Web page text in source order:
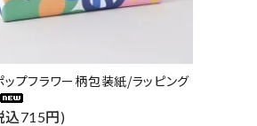
ップフラワー柄包装紙/ラッピング
込715円)